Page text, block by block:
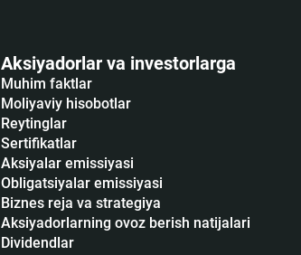
Aksiyadorlar va investorlarga
Muhim faktlar
Moliyaviy hisobotlar
Reytinglar
Sertifikatlar
Аksiyalar emissiyasi
Obligatsiyalar emissiyasi
Biznes reja va strategiya
Aksiyadorlarning ovoz berish natijalari
Dividendlar